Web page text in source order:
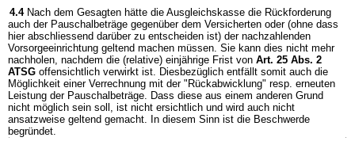
4.4 Nach dem Gesagten hätte die Ausgleichskasse die Rückforderung
auch der Pauschalbeträge gegenüber dem Versicherten oder (ohne dass
hier abschliessend darüber zu entscheiden ist) der nachzahlenden
Vorsorgeeinrichtung geltend machen müssen. Sie kann dies nicht mehr
nachholen, nachdem die (relative) einjährige Frist von Art. 25 Abs. 2
ATSG offensichtlich verwirkt ist. Diesbezüglich entfällt somit auch die
Möglichkeit einer Verrechnung mit der "Rückabwicklung" resp. erneuten
Leistung der Pauschalbeträge. Dass diese aus einem anderen Grund
nicht möglich sein soll, ist nicht ersichtlich und wird auch nicht
ansatzweise geltend gemacht. In diesem Sinn ist die Beschwerde
begründet.